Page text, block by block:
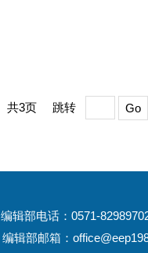
共3页 跳转 Go
编辑部电话：0571-
编辑部邮箱：